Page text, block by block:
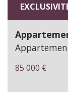
85 000 €